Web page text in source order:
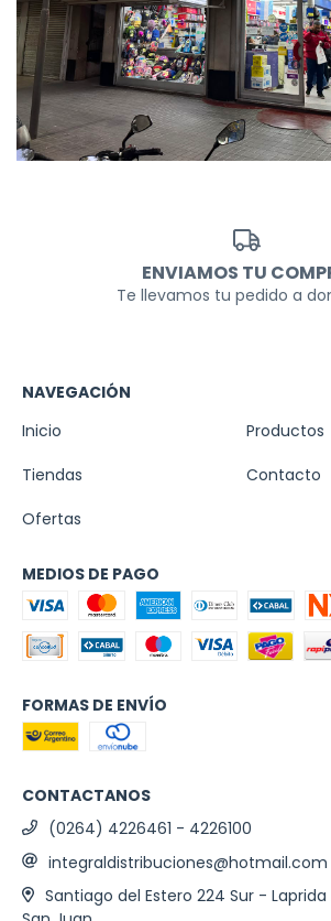
ENVIAMOS TU
Te llevamos tu pedido a
NAVEGACIÓN
Inicio
Productos
Tiendas
Contacto
Ofertas
MEDIOS DE PAGO
FORMAS DE ENVÍO
CONTACTANOS
(0264) 4226461 - 4226100
integraldistribuciones@hotmail.com
Santiago del Estero 224 Sur -